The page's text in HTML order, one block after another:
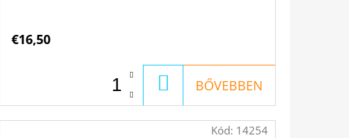
€16,50
KOSÁRBA
BŐVEBBEN
Kód: 14254